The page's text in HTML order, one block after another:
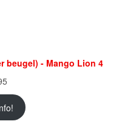
beugel) - Mango Lion 4